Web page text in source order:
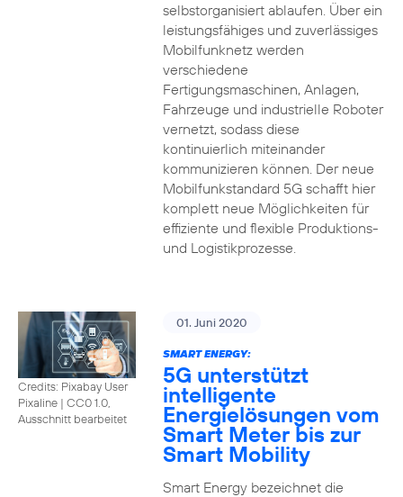
selbstorganisiert ablaufen. Über ein
leistungsfähiges und zuverlässiges
Mobilfunknetz werden
verschiedene
Fertigungsmaschinen, Anlagen,
Fahrzeuge und industrielle Roboter
vernetzt, sodass diese
kontinuierlich miteinander
kommunizieren können. Der neue
Mobilfunkstandard 5G schafft hier
komplett neue Möglichkeiten für
effiziente und flexible Produktions-
und Logistikprozesse.
Credits: Pixabay User
Pixaline | CC0 1.0,
Ausschnitt bearbeitet
01. Juni 2020
SMART ENERGY:
5G unterstützt
intelligente
Energielösungen vom
Smart Meter bis zur
Smart Mobility
Smart Energy bezeichnet die